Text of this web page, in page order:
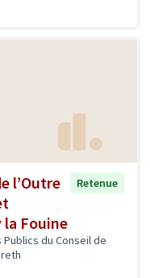
l’Outre
Fouine
Retenue
du Conseil de